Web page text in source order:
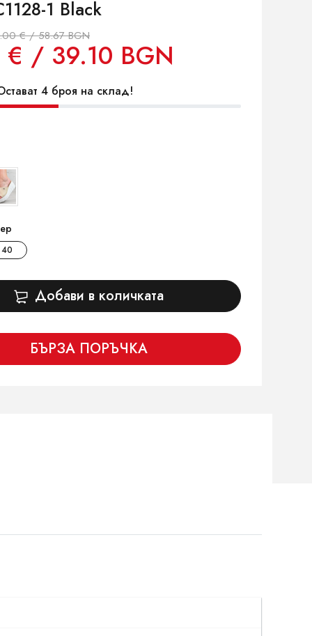
1 Black
€ / 58.67 BGN
€ / 39.10 BGN
4 броя на склад!
40
Добави в количката
БЪРЗА ПОРЪЧКА